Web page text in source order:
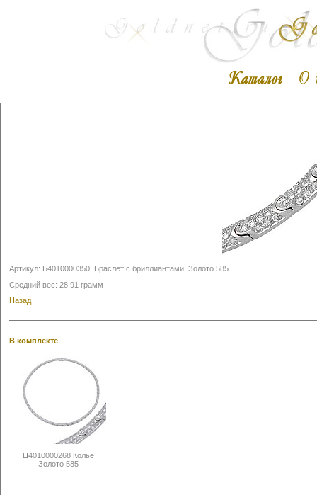
Артикул: Б4010000350 Браслет с бриллиантами, Золото 585
Средний вес: 28.91 грамм
Назад
В комплекте
Ц4010000268 Колье
Золото 585